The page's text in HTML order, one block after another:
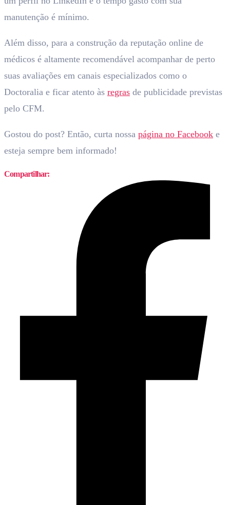
manutenção é mínimo.
Além disso, para a construção da reputação online de
médicos é altamente recomendável acompanhar de perto
suas avaliações em canais especializados como o
Doctoralia e ficar atento às regras de publicidade previstas
pelo CFM.
Gostou do post? Então, curta nossa página no Facebook e
esteja sempre bem informado!
Compartilhar: